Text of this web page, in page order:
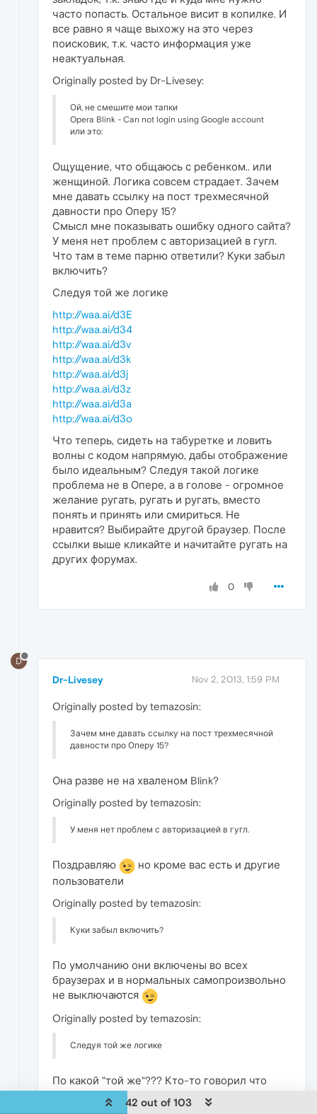
часто попасть. Остальное висит в копилке. И
все равно я чаще выхожу на это через
поисковик, т.к. часто информация уже
неактуальная.
Originally posted by Dr-Livesey:
Ой, не смешите мои тапки
Opera Blink - Can not login using Google account
или это:
Ощущение, что общаюсь с ребенком.. или
женщиной. Логика совсем страдает. Зачем
мне давать ссылку на пост трехмесячной
давности про Оперу 15?
Смысл мне показывать ошибку одного сайта?
У меня нет проблем с авторизацией в гугл.
Что там в теме парню ответили? Куки забыл
включить?
Следуя той же логике
http://waa.ai/d3E
http://waa.ai/d34
http://waa.ai/d3v
http://waa.ai/d3k
http://waa.ai/d3j
http://waa.ai/d3z
http://waa.ai/d3a
http://waa.ai/d3o
Что теперь, сидеть на табуретке и ловить
волны с кодом напрямую, дабы отображение
было идеальным? Следуя такой логике
проблема не в Опере, а в голове - огромное
желание ругать, ругать и ругать, вместо
понять и принять или смириться. Не
нравится? Выбирайте другой браузер. После
ссылки выше кликайте и начитайте ругать на
других форумах.
0
D
Dr-Livesey Nov 2, 2013, 1:59 PM
Originally posted by temazosin:
Зачем мне давать ссылку на пост трехмесячной
давности про Оперу 15?
Она разве не на хваленом Blink?
Originally posted by temazosin:
У меня нет проблем с авторизацией в гугл.
Поздравляю
но кроме вас есть и другие
пользователи
Originally posted by temazosin:
Куки забыл включить?
По умолчанию они включены во всех
браузерах и в нормальных самопроизвольно
не выключаются
Originally posted by temazosin:
Следуя той же логике
По какой "той же"??? Кто-то говорил что
Firefox на Blink??? Или что Chrome благодаря
этому будет всё правильно отображать???
42 out of 103